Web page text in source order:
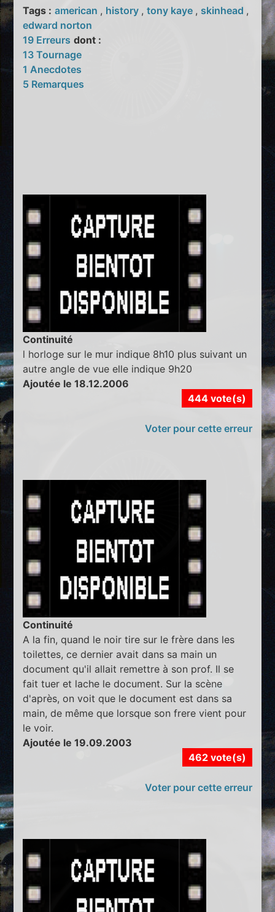
Tags : american , history ,tony kaye , skinhead ,
edward norton
19 Erreurs dont :
13 Tournage
1 Anecdotes
5 Remarques
Continuité
l horloge sur le mur indique 8h10 plus suivant un
autre angle de vue elle indique 9h20
Ajoutée le 18.12.2006
444 vote(s)
Voter pour cette erreur
Continuité
A la fin, quand le noir tire sur le frère dans les
toilettes, ce dernier avait dans sa main un
document qu'il allait remettre à son prof. Il se
fait tuer et lache le document. Sur la scène
d'après, on voit que le document est dans sa
main, de même que lorsque son frere vient pour
le voir.
Ajoutée le 19.09.2003
462 vote(s)
Voter pour cette erreur